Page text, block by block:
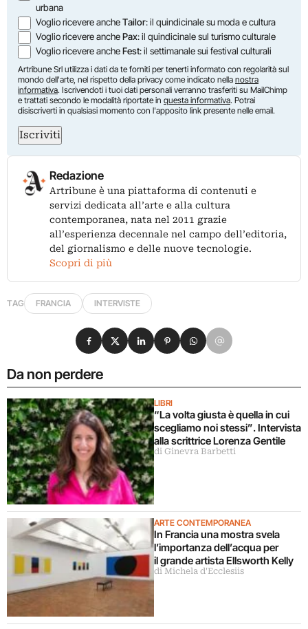
urbana
Voglio ricevere ancheTailor: il quindicinale su moda e cultura
Voglio ricevere anchePax: il quindicinale sul turismo culturale
Voglio ricevere ancheFest: il settimanale sui festival culturali
Artribune Srl utilizza i dati da te forniti per tenerti informato con regolarità sul
mondo dell'arte, nel rispetto della privacy come indicato nella nostra
informativa. Iscrivendoti i tuoi dati personali verranno trasferiti su MailChimp
e trattati secondo le modalità riportate in questa informativa. Potrai
disiscriverti in qualsiasi momento con l'apposito link presente nelle email.
Iscriviti
Redazione
Artribune è una piattaforma di contenuti e
servizi dedicata all’arte e alla cultura
contemporanea, nata nel 2011 grazie
all’esperienza decennale nel campo dell’editoria,
del giornalismo e delle nuove tecnologie.
Scopri di più
TAG FRANCIA INTERVISTE
Da non perdere
LIBRI
“La volta giusta è quella in cui
scegliamo noi stessi”. Intervista
alla scrittrice Lorenza Gentile
di Ginevra Barbetti
ARTE CONTEMPORANEA
In Francia una mostra svela
l’importanza dell’acqua per
il grande artista Ellsworth Kelly
di Michela d'Ecclesiis
Condividi su Facebook
Condividi su X
Condividi su LinkedIn
Condividi su Pinterest
Condividi su WhatsApp
Condividi su Email